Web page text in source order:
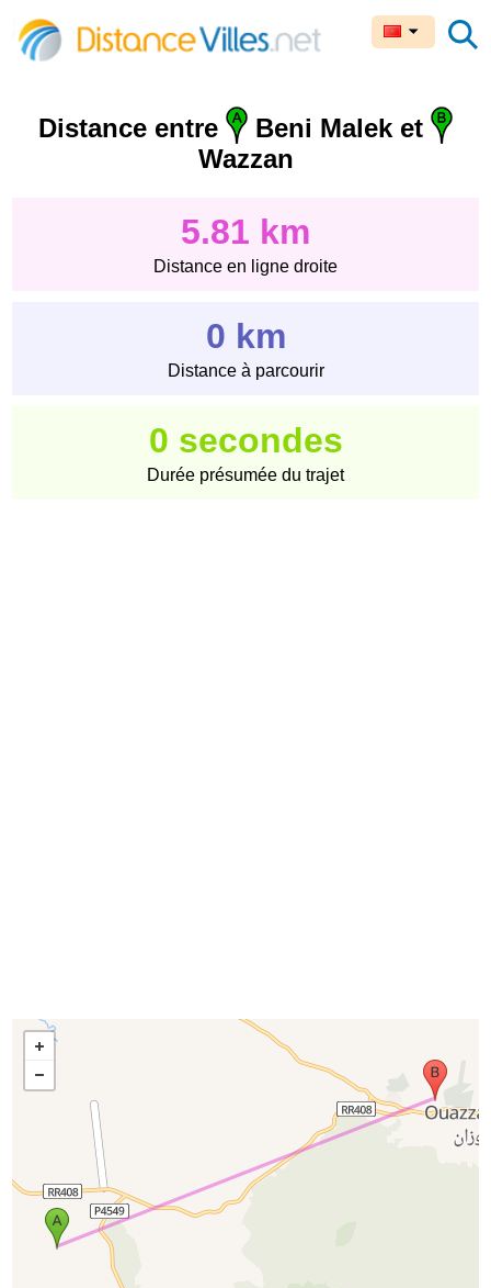
Distance entre
Beni Malek et
Wazzan
5.81 km
Distance en ligne droite
0 km
Distance à parcourir
0 secondes
Durée présumée du trajet